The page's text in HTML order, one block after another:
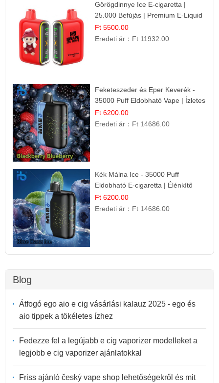
Görögdinnye Ice E-cigaretta |
25.000 Befújás | Premium E-Liquid
Ft 5500.00
Eredeti ár： Ft 11932.00
Feketeszeder és Eper Keverék -
35000 Puff Eldobható Vape | Ízletes
Gyümölcsökombináció!
Ft 6200.00
Eredeti ár： Ft 14686.00
Kék Málna Ice - 35000 Puff
Eldobható E-cigaretta | Élénkítő
Gyümölcsös Frissesség!
Ft 6200.00
Eredeti ár： Ft 14686.00
Blog
Átfogó ego aio e cig vásárlási kalauz 2025 - ego és
aio tippek a tökéletes ízhez
Fedezze fel a legújabb e cig vaporizer modelleket a
legjobb e cig vaporizer ajánlatokkal
Friss ajánló český vape shop lehetőségekről és mit